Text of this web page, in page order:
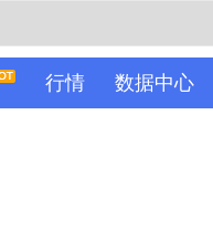
行情 数据中心